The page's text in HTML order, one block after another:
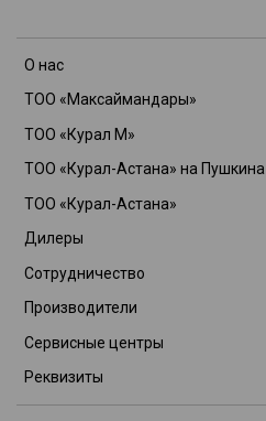
О нас
ТОО «Максаймандары»
ТОО «Курал М»
ТОО «Курал-Астана» на Пушкина
ТОО «Курал-Астана»
Дилеры
Сотрудничество
Производители
Сервисные центры
Реквизиты